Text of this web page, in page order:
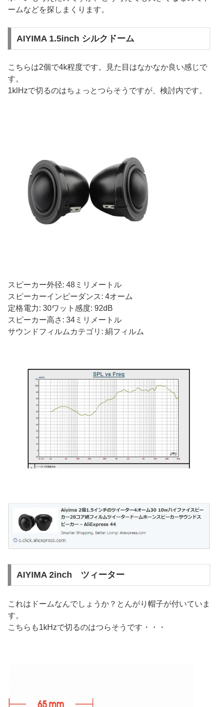
ームなどを探しまくります。
AIYIMA 1.5inch シルクドーム
こちらは2個で4k程度です。見た目はなかなか良い感じで
す。
1klHzで切るのはちょっとつらそうですが、検討内です。
スピーカー外径: 48ミリメートル
スピーカーインピーダンス: 4オーム
定格電力: 30ワット感度: 92dB
スピーカー高さ: 34ミリメートル
サウンドフィルムカテゴリ: 絹フィルム
AIYIMA 2inch ツィーター
これはドームなんでしょうか？とんがり帽子が付いていま
す。
こちらも1kHzで切るのはつらそうです・・・